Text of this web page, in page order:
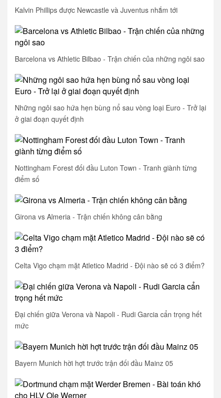
Kalvin Phillips được Newcastle và Juventus nhắm tới
Barcelona vs Athletic Bilbao - Trận chiến của những ngôi sao
Những ngôi sao hứa hẹn bùng nổ sau vòng loại Euro - Trở lại
ở giai đoạn quyết định
Nottingham Forest đối đầu Luton Town - Tranh giành từng
điểm số
Girona vs Almeria - Trận chiến không cân bằng
Celta Vigo chạm mặt Atletico Madrid - Đội nào sẽ có 3 điểm?
Đại chiến giữa Verona và Napoli - Rudi Garcia cẩn trọng hết
mức
Bayern Munich hời hợt trước trận đối đầu Mainz 05